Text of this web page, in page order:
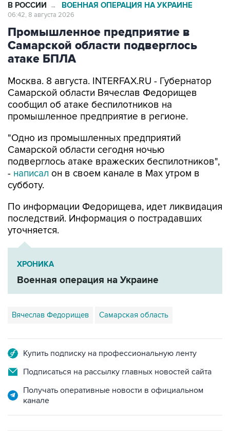
В РОССИИ → ВОЕННАЯ ОПЕРАЦИЯ НА УКРАИНЕ
06:42, 8 августа 2026
Промышленное предприятие в
Самарской области подверглось
атаке БПЛА
Москва. 8 августа. INTERFAX.RU - Губернатор
Самарской области Вячеслав Федорищев
сообщил об атаке беспилотников на
промышленное предприятие в регионе.
"Одно из промышленных предприятий
Самарской области сегодня ночью
подверглось атаке вражеских беспилотников",
- написал он в своем канале в Max утром в
субботу.
По информации Федорищева, идет ликвидация
последствий. Информация о пострадавших
уточняется.
ХРОНИКА
Военная операция на Украине
Вячеслав Федорищев Самарская область
Купить подписку на профессиональную ленту
Подписаться на рассылку главных новостей сайта
Получать оперативные новости в официальном
канале